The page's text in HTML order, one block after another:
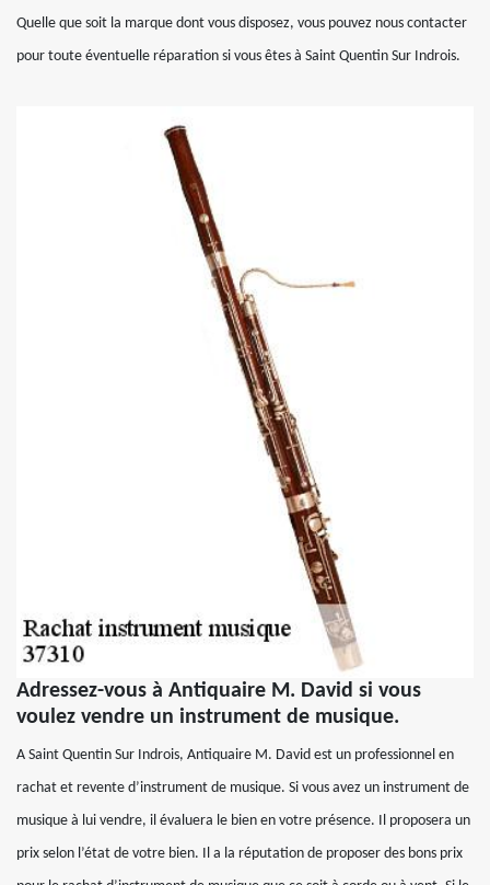
Quelle que soit la marque dont vous disposez, vous pouvez nous contacter
pour toute éventuelle réparation si vous êtes à Saint Quentin Sur Indrois.
Adressez-vous à Antiquaire M. David si vous
voulez vendre un instrument de musique.
A Saint Quentin Sur Indrois, Antiquaire M. David est un professionnel en
rachat et revente d’instrument de musique. Si vous avez un instrument de
musique à lui vendre, il évaluera le bien en votre présence. Il proposera un
prix selon l’état de votre bien. Il a la réputation de proposer des bons prix